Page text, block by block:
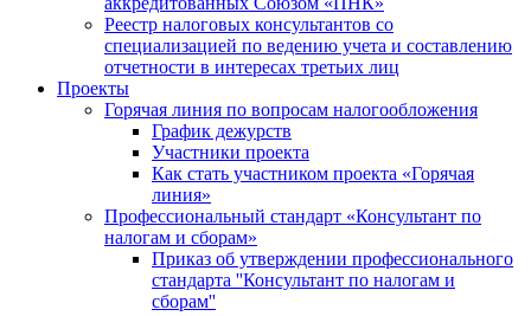
Реестр налоговых консультантов со
специализацией по ведению учета и составлению
отчетности в интересах третьих лиц
Проекты
Горячая линия по вопросам налогообложения
График дежурств
Участники проекта
Как стать участником проекта «Горячая
линия»
Профессиональный стандарт «Консультант по
налогам и сборам»
Приказ об утверждении профессионального
стандарта ''Консультант по налогам и
сборам''